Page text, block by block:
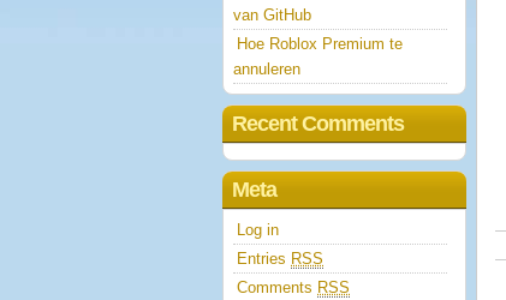
van GitHub
Hoe Roblox Premium te
annuleren
Recent Comments
Meta
Log in
Entries RSS
Comments RSS